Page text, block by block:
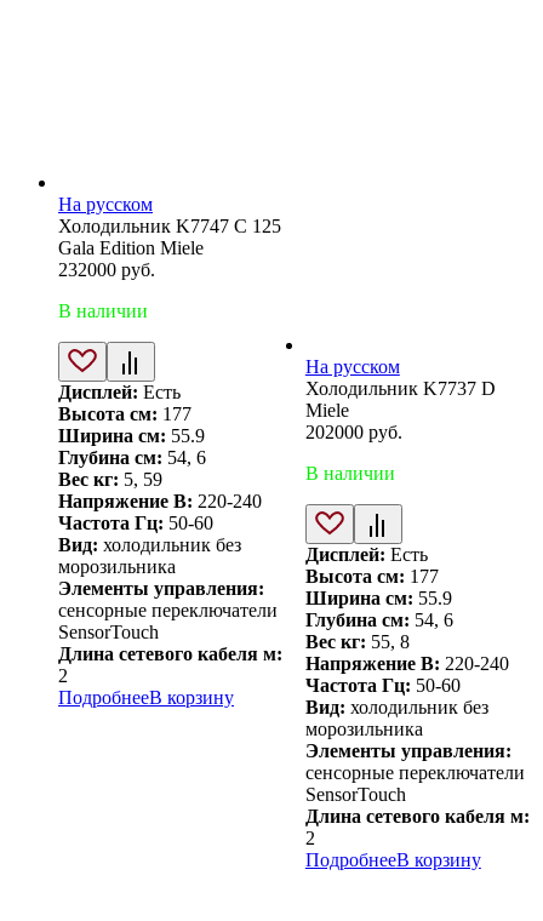
На русском
Холодильник K7747 C 125
Gala Edition Miele
232000 руб.
В наличии
Дисплей: Есть
Высота см: 177
Ширина см: 55.9
Глубина см: 54, 6
Вес кг: 5, 59
Напряжение В: 220-240
Частота Гц: 50-60
Вид: холодильник без
морозильника
Элементы управления:
сенсорные переключатели
SensorTouch
Длина сетевого кабеля м:
2
ПодробнееВ корзину
На русском
Холодильник K7737 D
Miele
202000 руб.
В наличии
Дисплей: Есть
Высота см: 177
Ширина см: 55.9
Глубина см: 54, 6
Вес кг: 55, 8
Напряжение В: 220-240
Частота Гц: 50-60
Вид: холодильник без
морозильника
Элементы управления:
сенсорные переключатели
SensorTouch
Длина сетевого кабеля м:
2
ПодробнееВ корзину